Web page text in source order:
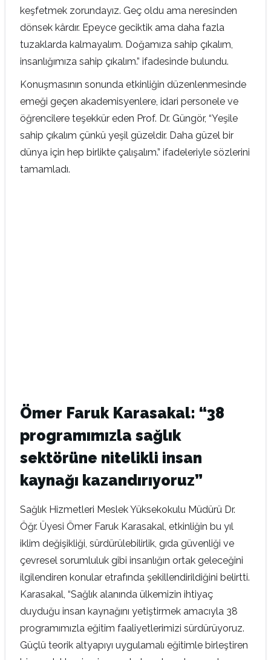
keşfetmek zorundayız. Geç oldu ama neresinden
dönsek kârdır. Epeyce geciktik ama daha fazla
tuzaklarda kalmayalım. Doğamıza sahip çıkalım,
insanlığımıza sahip çıkalım.” ifadesinde bulundu.
Konuşmasının sonunda etkinliğin düzenlenmesinde
emeği geçen akademisyenlere, idari personele ve
öğrencilere teşekkür eden Prof. Dr. Güngör, “Yeşile
sahip çıkalım çünkü yeşil güzeldir. Daha güzel bir
dünya için hep birlikte çalışalım.” ifadeleriyle sözlerini
tamamladı.
Ömer Faruk Karasakal: “38
programımızla sağlık
sektörüne nitelikli insan
kaynağı kazandırıyoruz”
Sağlık Hizmetleri Meslek Yüksekokulu Müdürü Dr.
Öğr. Üyesi Ömer Faruk Karasakal, etkinliğin bu yıl
iklim değişikliği, sürdürülebilirlik, gıda güvenliği ve
çevresel sorumluluk gibi insanlığın ortak geleceğini
ilgilendiren konular etrafında şekillendirildiğini belirtti.
Karasakal, “Sağlık alanında ülkemizin ihtiyaç
duyduğu insan kaynağını yetiştirmek amacıyla 38
programımızla eğitim faaliyetlerimizi sürdürüyoruz.
Güçlü teorik altyapıyı uygulamalı eğitimle birleştiren